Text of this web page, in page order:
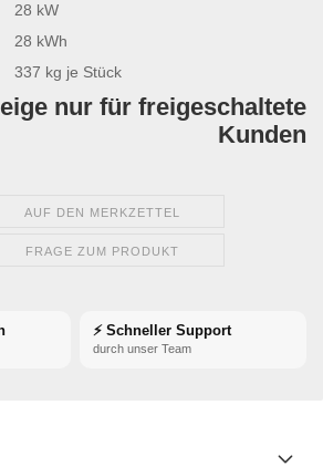
28 kW
28 kWh
337 kg je Stück
nur für freigeschaltete
Kunden
AUF DEN MERKZETTEL
FRAGE ZUM PRODUKT
⚡ Schneller Support
durch unser Team